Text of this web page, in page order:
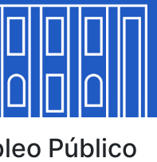
Público